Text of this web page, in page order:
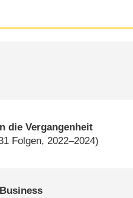
die Vergangenheit
Folgen, 2022–2024)